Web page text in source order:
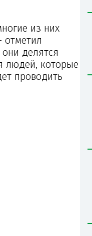
из них
отметил
делятся
людей, которые
проводить